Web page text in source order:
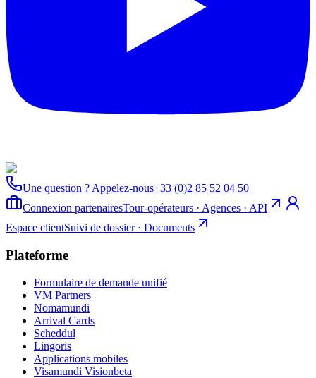
Une question ? Appelez-nous+33 (0)2 85 52 04 50
Connexion partenairesTour-opérateurs · Agences · API
Espace clientSuivi de dossier · Documents
Plateforme
Formulaire de demande unifié
VM Partners
Nomamundi
Arrival Cards
Scheddul
Lingoris
Applications mobiles
Visamundi Visionbeta